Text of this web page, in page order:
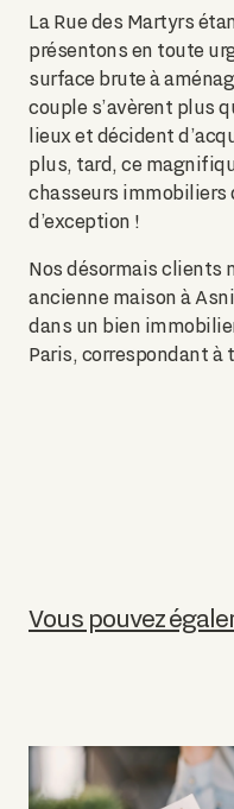
La Rue des Martyrs
présentons en toute
surface brute à
couple s’avèrent plus
lieux et décident
plus, tard, ce
chasseurs immobiliers
d’exception !
Nos désormais clients
ancienne maison à
dans un bien
Paris, correspondant
Vous pouvez